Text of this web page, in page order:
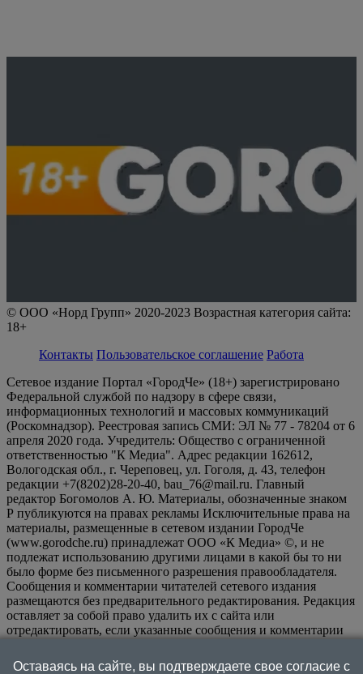
© ООО «Норд Групп» 2020-2023 Возрастная категория сайта:
18+
Контакты Пользовательское соглашение Работа
Сетевое издание Портал «ГородЧе» (18+) зарегистрировано
Федеральной службой по надзору в сфере связи,
информационных технологий и массовых коммуникаций
(Роскомнадзор). Реестровая запись СМИ: ЭЛ № 77 - 78204 от 6
апреля 2020 года. Учредитель: Общество с ограниченной
ответственностью "К Медиа". Адрес редакции 162612,
Вологодская обл., г. Череповец, ул. Гоголя, д. 43, телефон
редакции +7(8202)28-20-40, bau_76@mail.ru. Главный
редактор Богомолов А. Ю. Материалы, обозначенные знаком
Р публикуются на правах рекламы Исключительные права на
материалы, размещенные в сетевом издании ГородЧе
(www.gorodche.ru) принадлежат ООО «К Медиа» ©, и не
подлежат использованию другими лицами в какой бы то ни
было форме без письменного разрешения правообладателя.
Сообщения и комментарии читателей сетевого издания
размещаются без предварительного редактирования. Редакция
оставляет за собой право удалить их с сайта или
отредактировать, если указанные сообщения и комментарии
или нарушением иных требований закона.
Оставаясь на сайте, вы подтверждаете свое согласие с